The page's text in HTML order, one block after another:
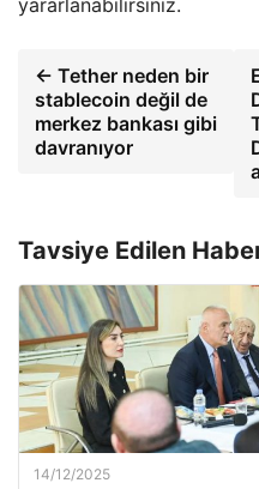
yararlanabilirsiniz.
← Tether neden bir
stablecoin değil de
merkez bankası gibi
davranıyor
Tavsiye Edilen
14/12/2025